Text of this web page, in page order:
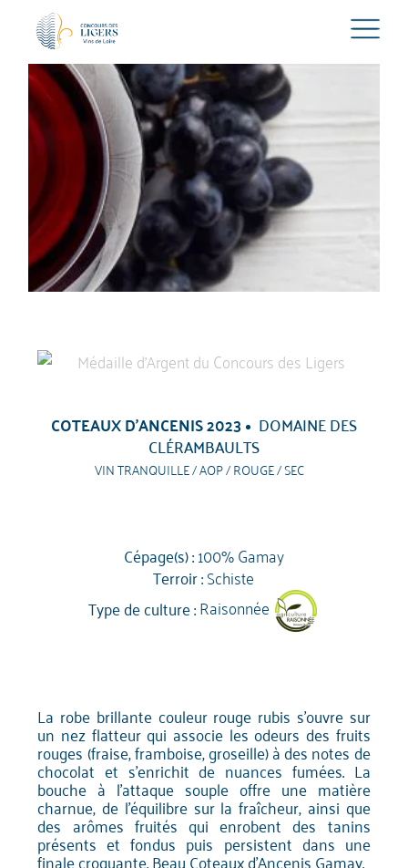
COTEAUX D'ANCENIS 2023 DOMAINE DES
CLÉRAMBAULTS
VIN TRANQUILLE / AOP / ROUGE / SEC
Cépage(s) :100% Gamay
Terroir :Schiste
Type de culture :Raisonnée
La robe brillante couleur rouge rubis s'ouvre sur
un nez flatteur qui associe les odeurs des fruits
rouges (fraise, framboise, groseille) à des notes de
chocolat et s'enrichit de nuances fumées. La
bouche à l'attaque souple offre une matière
charnue, de l'équilibre sur la fraîcheur, ainsi que
des arômes fruités qui enrobent des tanins
présents et fondus puis persistent dans une
finale croquante. Beau Coteaux d'Ancenis Gamay.